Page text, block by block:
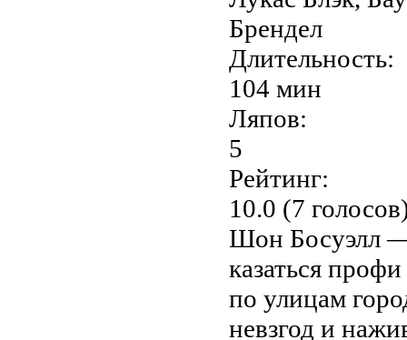
Брендел
Длительность:
104 мин
Ляпов:
5
Рейтинг:
10.0 (7
Шон Босуэлл —
казаться
по улицам
невзгод и